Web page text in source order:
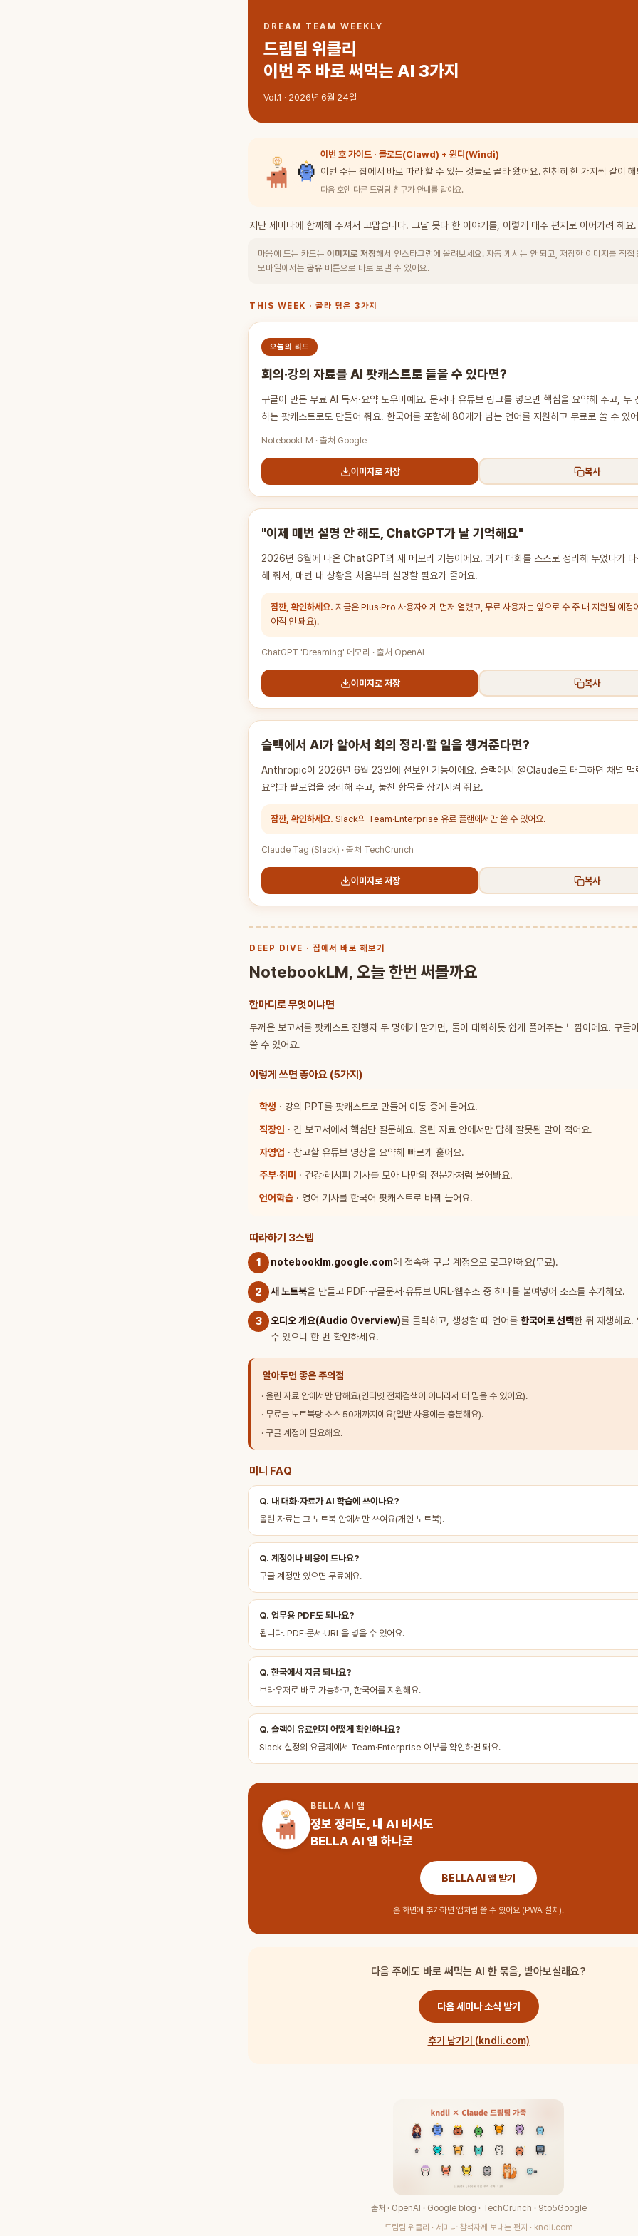
DREAM TEAM WEEKLY
드림팀 위클리
이번 주 바로 써먹는 AI 3가지
Vol.1 · 2026년 6월 24일
이번 호 가이드 · 클로드(Clawd) + 윈디(Windi)
이번 주는 집에서 바로 따라 할 수 있는 것들로 골라 왔어요. 천천히 한 가지씩 같이
다음 호엔 다른 드림팀 친구가 안내를 맡아요.
지난 세미나에 함께해 주셔서 고맙습니다. 그날 못다 한 이야기를, 이렇게 매주 편지로 이어가려 해요.
마음에 드는 카드는 이미지로 저장해서 인스타그램에 올려보세요. 자동 게시는 안 되고, 저장한 이미지를 직접
모바일에서는 공유 버튼으로 바로 보낼 수 있어요.
THIS WEEK · 골라 담은 3가지
오늘의 리드
회의·강의 자료를 AI 팟캐스트로 들을 수 있다면?
구글이 만든 무료 AI 독서·요약 도우미예요. 문서나 유튜브 링크를 넣으면 핵심을 요약해 주고, 두
하는 팟캐스트로도 만들어 줘요. 한국어를 포함해 80개가 넘는 언어를 지원하고 무료로 쓸 수 있
NotebookLM · 출처 Google
이미지로 저장 복사
"이제 매번 설명 안 해도, ChatGPT가 날 기억해요"
2026년 6월에 나온 ChatGPT의 새 메모리 기능이에요. 과거 대화를 스스로 정리해 두었다가 다
해 줘서, 매번 내 상황을 처음부터 설명할 필요가 줄어요.
잠깐, 확인하세요. 지금은 Plus·Pro 사용자에게 먼저 열렸고, 무료 사용자는 앞으로 수 주 내 지원될 예정
아직 안 돼요).
ChatGPT 'Dreaming' 메모리 · 출처 OpenAI
이미지로 저장 복사
슬랙에서 AI가 알아서 회의 정리·할 일을 챙겨준다면?
Anthropic이 2026년 6월 23일에 선보인 기능이에요. 슬랙에서 @Claude로 태그하면 채널 맥
요약과 팔로업을 정리해 주고, 놓친 항목을 상기시켜 줘요.
잠깐, 확인하세요. Slack의 Team·Enterprise 유료 플랜에서만 쓸 수 있어요.
Claude Tag (Slack) · 출처 TechCrunch
이미지로 저장 복사
DEEP DIVE · 집에서 바로 해보기
NotebookLM, 오늘 한번 써볼까요
한마디로 무엇이냐면
두꺼운 보고서를 팟캐스트 진행자 두 명에게 맡기면, 둘이 대화하듯 쉽게 풀어주는 느낌이에요. 구글
쓸 수 있어요.
이렇게 쓰면 좋아요 (5가지)
학생 · 강의 PPT를 팟캐스트로 만들어 이동 중에 들어요.
직장인 · 긴 보고서에서 핵심만 질문해요. 올린 자료 안에서만 답해 잘못된 말이 적어요.
자영업 · 참고할 유튜브 영상을 요약해 빠르게 훑어요.
주부·취미
· 건강·레시피 기사를 모아 나만의 전문가처럼 물어봐요.
언어학습 · 영어 기사를 한국어 팟캐스트로 바꿔 들어요.
따라하기 3스텝
1
notebooklm.google.com에 접속해 구글 계정으로 로그인해요(무료).
2 새 노트북을 만들고 PDF·구글문서·유튜브 URL·웹주소 중 하나를 붙여넣어 소스를 추가해요.
3 오디오 개요(Audio Overview)를 클릭하고, 생성할 때 언어를 한국어로 선택한 뒤 재생해요.
수 있으니 한 번 확인하세요.
알아두면 좋은 주의점
· 올린 자료 안에서만 답해요(인터넷 전체검색이 아니라서 더 믿을 수 있어요).
· 무료는 노트북당 소스 50개까지예요(일반 사용에는 충분해요).
· 구글 계정이 필요해요.
미니 FAQ
Q. 내 대화·자료가 AI 학습에 쓰이나요?
올린 자료는 그 노트북 안에서만 쓰여요(개인 노트북).
Q. 계정이나 비용이 드나요?
구글 계정만 있으면 무료예요.
Q. 업무용 PDF도 되나요?
됩니다. PDF·문서·URL을 넣을 수 있어요.
Q. 한국에서 지금 되나요?
브라우저로 바로 가능하고, 한국어를 지원해요.
Q. 슬랙이 유료인지 어떻게 확인하나요?
Slack 설정의 요금제에서 Team·Enterprise 여부를 확인하면 돼요.
BELLA AI 앱
정보 정리도, 내 AI 비서도
BELLA AI 앱 하나로
BELLA AI 앱 받기
홈 화면에 추가하면 앱처럼 쓸 수 있어요 (PWA 설치).
다음 주에도 바로 써먹는 AI 한 묶음, 받아보실래요?
다음 세미나 소식 받기
후기 남기기 (kndli.com)
출처 · OpenAI · Google blog · TechCrunch · 9to5Google
드림팀 위클리 · 세미나 참석자께 보내는 편지 · kndli.com